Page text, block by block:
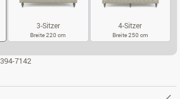
3-Sitzer
Breite 220 cm
4-Sitzer
Breite 250 cm
7142